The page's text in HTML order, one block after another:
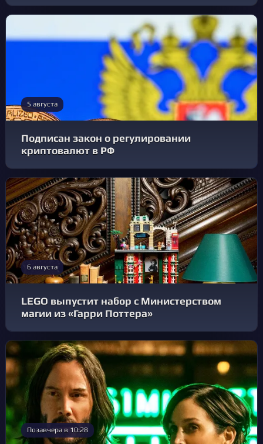
5 августа
Подписан закон о регулировании
криптовалют в РФ
6 августа
LEGO выпустит набор с Министерством
магии из «Гарри Поттера»
Позавчера в 10:28